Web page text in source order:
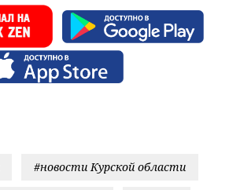
#новости Курской области